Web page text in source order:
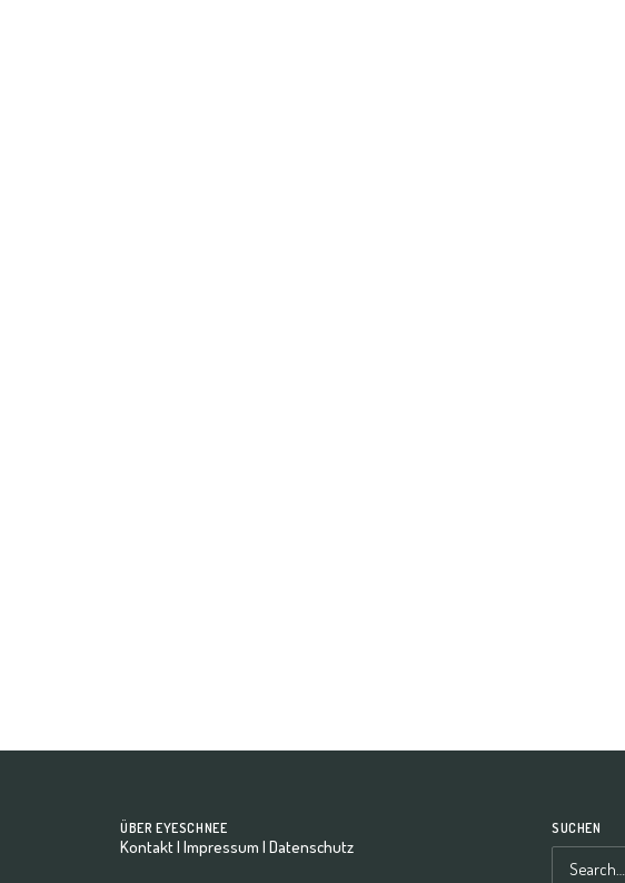
ÜBER EYESCHNEE
Kontakt| Impressum | Datenschutz
SUCHEN